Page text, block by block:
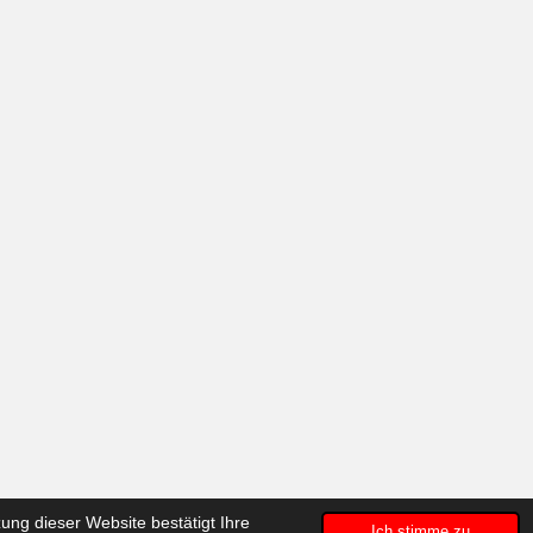
dieser Website bestätigt Ihre